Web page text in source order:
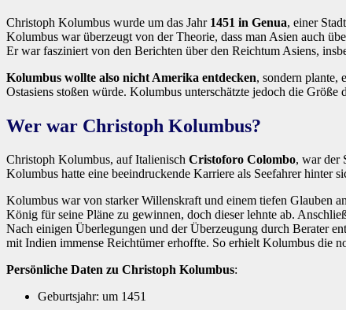
Christoph Kolumbus wurde um das Jahr 1451 in Genua, einer
Kolumbus war überzeugt von der Theorie, dass man Asien auch
Er war fasziniert von den Berichten über den Reichtum Asiens,
Kolumbus wollte also nicht Amerika entdecken, sondern plante,
Ostasiens stoßen würde. Kolumbus unterschätzte jedoch die
Wer war Christoph Kolumbus?
Christoph Kolumbus, auf Italienisch Cristoforo Colombo, war der
Kolumbus hatte eine beeindruckende Karriere als Seefahrer hinter
Kolumbus war von starker Willenskraft und einem tiefen Glauben
König für seine Pläne zu gewinnen, doch dieser lehnte ab.
Nach einigen Überlegungen und der Überzeugung durch Berater
mit Indien immense Reichtümer erhoffte. So erhielt Kolumbus die
Persönliche Daten zu Christoph Kolumbus:
Geburtsjahr: um 1451